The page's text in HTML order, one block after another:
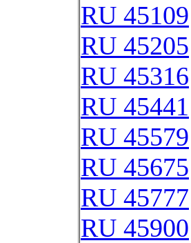
RU 45109
RU 45205
RU 45316
RU 45441
RU 45579
RU 45675
RU 45777
RU 45900